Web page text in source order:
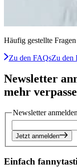
Häufig gestellte Fragen
Zu den FAQsZu den
Newsletter
mehr
Newsletter
Jetzt anmelden
Einfach